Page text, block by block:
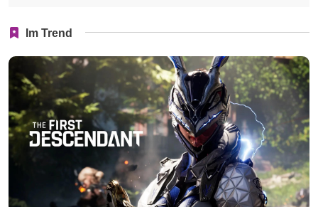
Im Trend